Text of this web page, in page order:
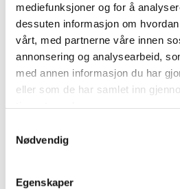
mediefunksjoner og for å
dessuten informasjon om
vårt, med partnerne våre innen
annonsering og analysearbeid,
med annen informasjon du har
eller som de har samlet inn
Nødvendig
Egenskaper